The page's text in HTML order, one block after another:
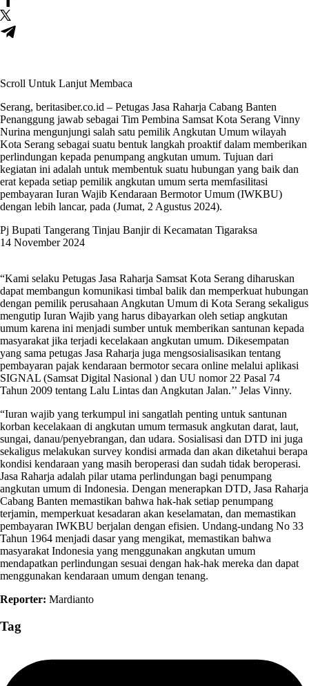
Scroll Untuk Lanjut Membaca
Serang, beritasiber.co.id – Petugas Jasa Raharja Cabang Banten
Penanggung jawab sebagai Tim Pembina Samsat Kota Serang Vinny
Nurina mengunjungi salah satu pemilik Angkutan Umum wilayah
Kota Serang sebagai suatu bentuk langkah proaktif dalam memberikan
perlindungan kepada penumpang angkutan umum. Tujuan dari
kegiatan ini adalah untuk membentuk suatu hubungan yang baik dan
erat kepada setiap pemilik angkutan umum serta memfasilitasi
pembayaran Iuran Wajib Kendaraan Bermotor Umum (IWKBU)
dengan lebih lancar, pada (Jumat, 2 Agustus 2024).
Pj Bupati Tangerang Tinjau Banjir di Kecamatan Tigaraksa
14 November 2024
“Kami selaku Petugas Jasa Raharja Samsat Kota Serang diharuskan
dapat membangun komunikasi timbal balik dan memperkuat hubungan
dengan pemilik perusahaan Angkutan Umum di Kota Serang sekaligus
mengutip Iuran Wajib yang harus dibayarkan oleh setiap angkutan
umum karena ini menjadi sumber untuk memberikan santunan kepada
masyarakat jika terjadi kecelakaan angkutan umum. Dikesempatan
yang sama petugas Jasa Raharja juga mengsosialisasikan tentang
pembayaran pajak kendaraan bermotor secara online melalui aplikasi
SIGNAL (Samsat Digital Nasional ) dan UU nomor 22 Pasal 74
Tahun 2009 tentang Lalu Lintas dan Angkutan Jalan.’’ Jelas Vinny.
“Iuran wajib yang terkumpul ini sangatlah penting untuk santunan
korban kecelakaan di angkutan umum termasuk angkutan darat, laut,
sungai, danau/penyebrangan, dan udara. Sosialisasi dan DTD ini juga
sekaligus melakukan survey kondisi armada dan akan diketahui berapa
kondisi kendaraan yang masih beroperasi dan sudah tidak beroperasi.
Jasa Raharja adalah pilar utama perlindungan bagi penumpang
angkutan umum di Indonesia. Dengan menerapkan DTD, Jasa Raharja
Cabang Banten memastikan bahwa hak-hak setiap penumpang
terjamin, memperkuat kesadaran akan keselamatan, dan memastikan
pembayaran IWKBU berjalan dengan efisien. Undang-undang No 33
Tahun 1964 menjadi dasar yang mengikat, memastikan bahwa
masyarakat Indonesia yang menggunakan angkutan umum
mendapatkan perlindungan sesuai dengan hak-hak mereka dan dapat
menggunakan kendaraan umum dengan tenang.
Reporter: Mardianto
Tag